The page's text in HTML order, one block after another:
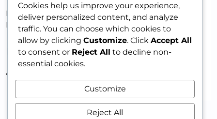
MEMBANGUN DAYA TARIK LEWAT KERENTANAN:
KUNCI MEMIKAT WANITA
RECENT COMMENTS
A WordPress Commenter
Cookies help us improve your experience,
deliver personalized content, and analyze
traffic. You can choose which cookies to
allow by clicking Customize. Click Accept All
to consent or Reject All to decline non-
essential cookies.
Customize
Reject All